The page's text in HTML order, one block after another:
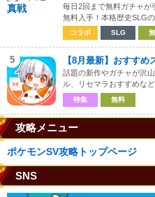
毎日2回まで無料ガチャが
無料入手！本格歴史SLGの
コラボ SLG
5 【8月最新】おすす
話題の新作やガチャが沢
ル、リセマラおすすめなど
特集 無料
攻略メニュー
ポケモンSV攻略トップページ
SNS